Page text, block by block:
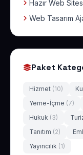
Hazır Web
Web Tasarım
Paket
Hizmet (10)
Yeme-İçme (7)
Hukuk (3)
Tanıtım (2)
Yayıncılık (1)